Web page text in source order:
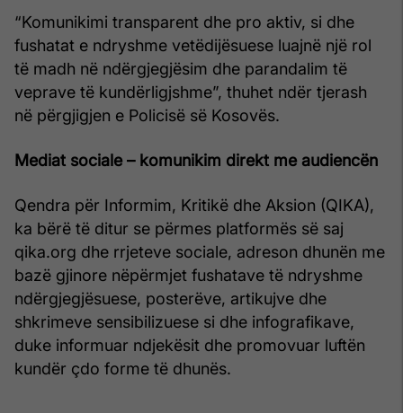
“Komunikimi transparent dhe pro aktiv, si dhe
fushatat e ndryshme vetëdijësuese luajnë një rol
të madh në ndërgjegjësim dhe parandalim të
veprave të kundërligjshme”, thuhet ndër tjerash
në përgjigjen e Policisë së Kosovës.
Mediat sociale – komunikim direkt me audiencën
Qendra për Informim, Kritikë dhe Aksion (QIKA),
ka bërë të ditur se përmes platformës së saj
qika.org dhe rrjeteve sociale, adreson dhunën me
bazë gjinore nëpërmjet fushatave të ndryshme
ndërgjegjësuese, posterëve, artikujve dhe
shkrimeve sensibilizuese si dhe infografikave,
duke informuar ndjekësit dhe promovuar luftën
kundër çdo forme të dhunës.